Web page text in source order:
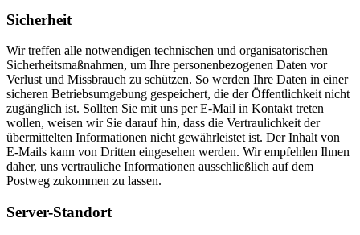
Sicherheit
Wir treffen alle notwendigen technischen und organisatorischen
Sicherheitsmaßnahmen, um Ihre personenbezogenen Daten vor
Verlust und Missbrauch zu schützen. So werden Ihre Daten in einer
sicheren Betriebsumgebung gespeichert, die der Öffentlichkeit nicht
zugänglich ist. Sollten Sie mit uns per E-Mail in Kontakt treten
wollen, weisen wir Sie darauf hin, dass die Vertraulichkeit der
übermittelten Informationen nicht gewährleistet ist. Der Inhalt von
E-Mails kann von Dritten eingesehen werden. Wir empfehlen Ihnen
daher, uns vertrauliche Informationen ausschließlich auf dem
Postweg zukommen zu lassen.
Server-Standort